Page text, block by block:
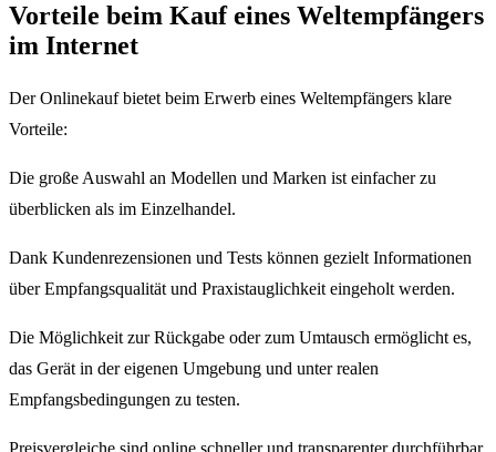
Vorteile beim Kauf eines Weltempfängers
im Internet
Der Onlinekauf bietet beim Erwerb eines Weltempfängers klare
Vorteile:
Die große Auswahl an Modellen und Marken ist einfacher zu
überblicken als im Einzelhandel.
Dank Kundenrezensionen und Tests können gezielt Informationen
über Empfangsqualität und Praxistauglichkeit eingeholt werden.
Die Möglichkeit zur Rückgabe oder zum Umtausch ermöglicht es,
das Gerät in der eigenen Umgebung und unter realen
Empfangsbedingungen zu testen.